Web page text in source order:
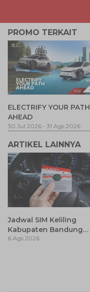
PROMO TERKAIT
ELECTRIFY YOUR PATH
AHEAD
30 Jul 2026 - 31 Ags 2026
ARTIKEL LAINNYA
Jadwal SIM Keliling
Kabupaten Bandung
Terbaru 2026 dan
6 Ags 2026